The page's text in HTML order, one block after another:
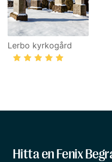
Lerbo kyrkogård
Hitta en Fenix